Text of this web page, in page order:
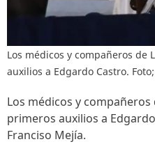
Los médicos y compañeros
auxilios a Edgardo Castro.
Los médicos y
primeros auxilios a
Franciso Mejía.